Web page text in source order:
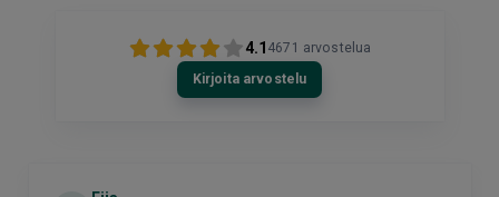
4.1 4671 arvostelua
Kirjoita arvostelu